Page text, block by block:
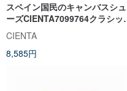
スペイン国民のキャンバスシュ
ーズCIENTA7099764クラシッ
マスタードイエロークロスシュ
ーズ
CIENTA
8,585円